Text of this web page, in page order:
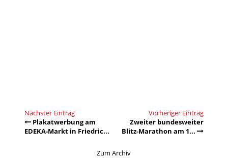
Nächster Eintrag
Plakatwerbung am
EDEKA-Markt in Friedric...
Vorheriger Eintrag
Zweiter bundesweiter
Blitz-Marathon am 1...
Zum Archiv